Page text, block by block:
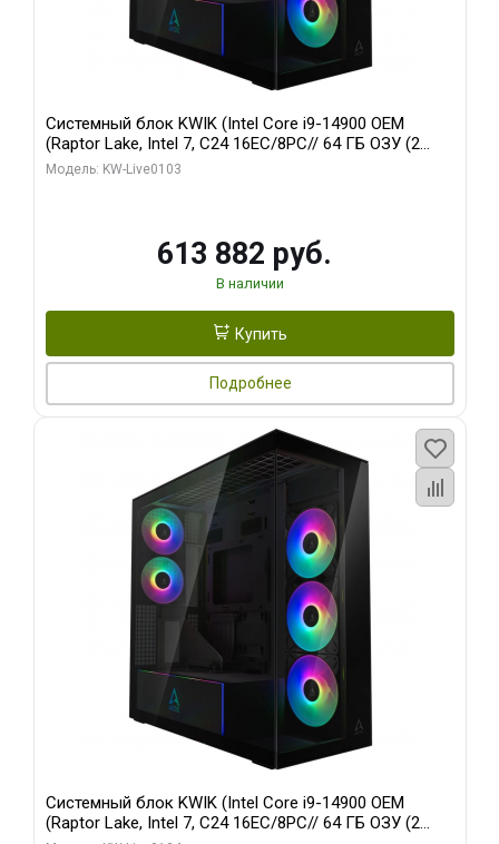
Системный блок KWIK (Intel Core i9-14900 OEM
(Raptor Lake, Intel 7, C24 16EC/8PC// 64 ГБ ОЗУ (2
модуля)/ Afox RTX4090 24GB GDDR6X 384-Bit 3xDP
Модель: KW-Live0103
613 882 руб.
В наличии
Купить
Подробнее
Системный блок KWIK (Intel Core i9-14900 OEM
(Raptor Lake, Intel 7, C24 16EC/8PC// 64 ГБ ОЗУ (2